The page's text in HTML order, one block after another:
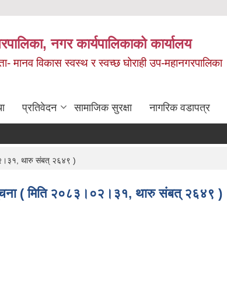
नगर कार्यपालिकाको कार्यालय
मानव विकास स्वस्थ र स्वच्छ घोराही उप-महानगरपालिका
प्रतिवेदन सामाजिक सुरक्षा नागरिक वडापत्र
थारु संबत् २६४९ )
सूचना ( मिति २०८३।०२।३१, थारु संबत् २६४९ )